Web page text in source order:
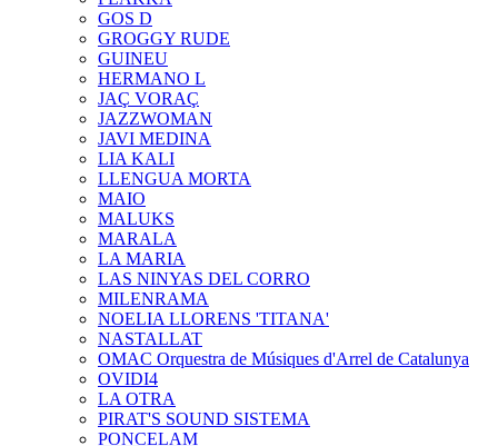
GOS D
GROGGY RUDE
GUINEU
HERMANO L
JAÇ VORAÇ
JAZZWOMAN
JAVI MEDINA
LIA KALI
LLENGUA MORTA
MAIO
MALUKS
MARALA
LA MARIA
LAS NINYAS DEL CORRO
MILENRAMA
NOELIA LLORENS 'TITANA'
NASTALLAT
OMAC Orquestra de Músiques d'Arrel de Catalunya
OVIDI4
LA OTRA
PIRAT'S SOUND SISTEMA
PONCELAM